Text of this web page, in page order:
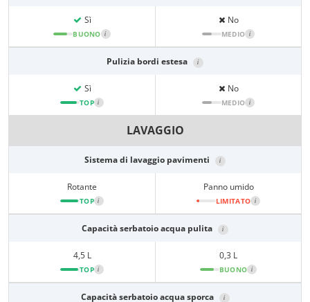
Sì
BUONO i
No
MEDIO i
Pulizia bordi estesa i
Sì
TOP i
No
MEDIO i
LAVAGGIO
Sistema di lavaggio pavimenti i
Rotante
TOP i
Panno umido
LIMITATO i
Capacità serbatoio acqua pulita i
4,5 L
TOP i
0,3 L
BUONO i
Capacità serbatoio acqua sporca i